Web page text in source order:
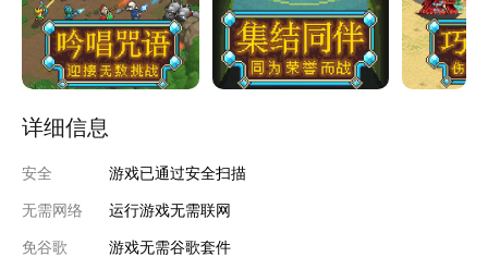
详细信息
安全 游戏已通过安全扫描
无需网络 运行游戏无需联网
免谷歌 游戏无需谷歌套件